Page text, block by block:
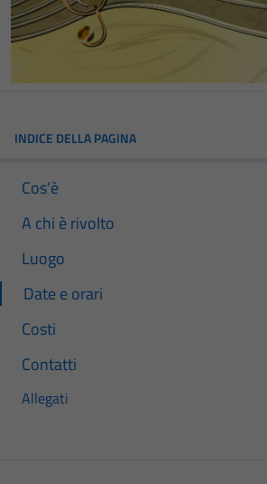
INDICE DELLA PAGINA
Cos'è
A chi è rivolto
Luogo
Date e orari
Costi
Contatti
Allegati